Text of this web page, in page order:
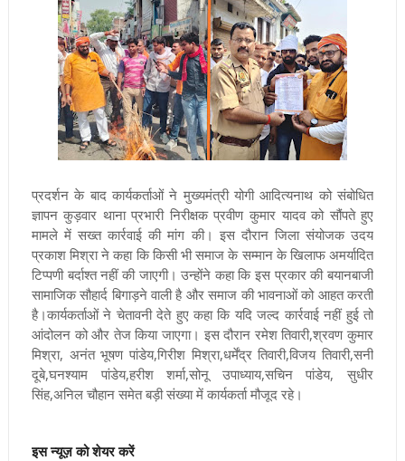
प्रदर्शन के बाद कार्यकर्ताओं ने मुख्यमंत्री योगी आदित्यनाथ को संबोधित
ज्ञापन कुड़वार थाना प्रभारी निरीक्षक प्रवीण कुमार यादव को सौंपते हुए
मामले में सख्त कार्रवाई की मांग की। इस दौरान जिला संयोजक उदय
प्रकाश मिश्रा ने कहा कि किसी भी समाज के सम्मान के खिलाफ अमर्यादित
टिप्पणी बर्दाश्त नहीं की जाएगी। उन्होंने कहा कि इस प्रकार की बयानबाजी
सामाजिक सौहार्द बिगाड़ने वाली है और समाज की भावनाओं को आहत करती
है।कार्यकर्ताओं ने चेतावनी देते हुए कहा कि यदि जल्द कार्रवाई नहीं हुई तो
आंदोलन को और तेज किया जाएगा। इस दौरान रमेश तिवारी,श्रवण कुमार
मिश्रा, अनंत भूषण पांडेय,गिरीश मिश्रा,धर्मेंद्र तिवारी,विजय तिवारी,सनी
दूबे,घनश्याम पांडेय,हरीश शर्मा,सोनू उपाध्याय,सचिन पांडेय, सुधीर
सिंह,अनिल चौहान समेत बड़ी संख्या में कार्यकर्ता मौजूद रहे।
इस न्यूज़ को शेयर करें